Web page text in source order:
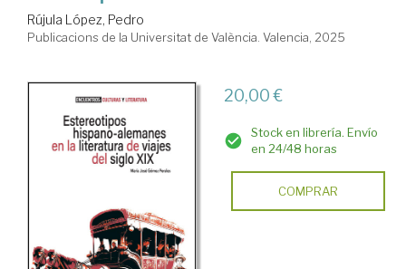
Rújula López, Pedro
Publicacions de la Universitat de València. Valencia, 2025
20,00 €
Stock en librería. Envío
en 24/48 horas
COMPRAR